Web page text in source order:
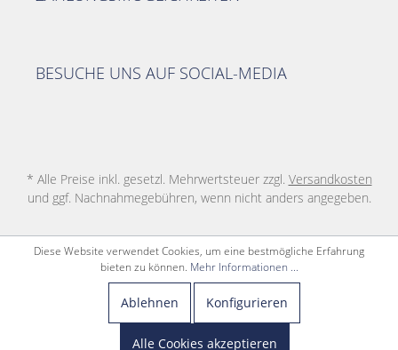
BESUCHE UNS AUF SOCIAL-MEDIA
* Alle Preise inkl. gesetzl. Mehrwertsteuer zzgl. Versandkosten
und ggf. Nachnahmegebühren, wenn nicht anders angegeben.
Diese Website verwendet Cookies, um eine bestmögliche Erfahrung
bieten zu können. Mehr Informationen ...
Ablehnen Konfigurieren
Alle Cookies akzeptieren